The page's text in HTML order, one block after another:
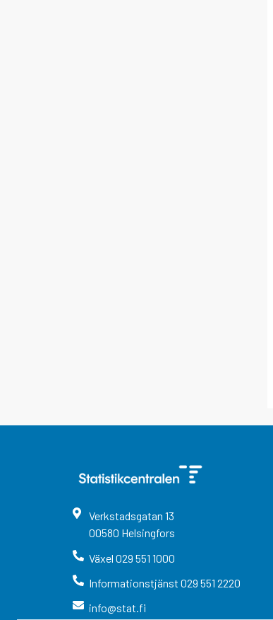
Verkstadsgatan 13
00580 Helsingfors
Växel 029 551 1000
Informationstjänst 029 551 2220
info@stat.fi